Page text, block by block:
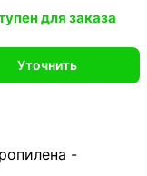
-
для заказа
Уточнить